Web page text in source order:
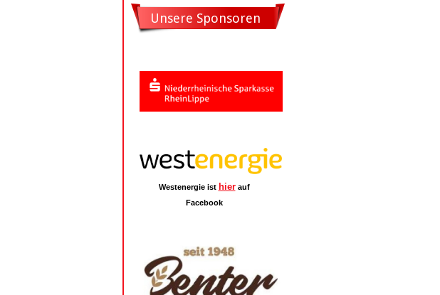
Unsere Sponsoren
Westenergie ist hierauf
Facebook